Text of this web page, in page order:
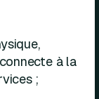
à la
;